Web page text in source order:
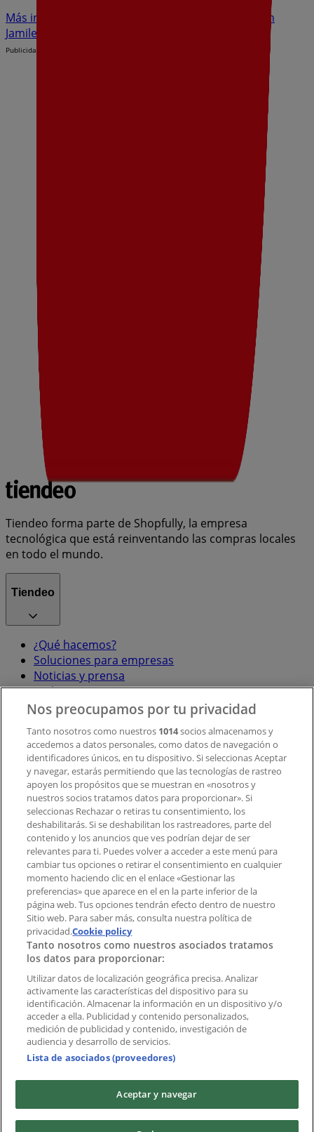
Más información de Dia
Ver otras tiendas de Dia en
Jamilena
Publicidad
Tiendeo forma parte de Shopfully, la empresa
tecnológica que está reinventando las compras locales
en todo el mundo.
Tiendeo
¿Qué hacemos?
Soluciones para empresas
Noticias y prensa
Trabaja con nosotros
Contacto
Contacto comercial y de marketing
Tienda mal colocada en el mapa
Notificar un folleto
¿Encontraste un problema en la web o en la
aplicación?
Índices
Marcas
Negocios
Negocios cercanos
Productos
Ciudades
Descargar la APP Tiendeo
Copyright © Tiendeo ® 2026 · Shopfully Marketing S.L.U. –
Nos preocupamos por tu privacidad
Tanto nosotros como nuestros 1014socios almacenamos y
accedemos a datos personales, como datos de navegación o
identificadores únicos, en tu dispositivo. Si seleccionas Aceptar
y navegar, estarás permitiendo que las tecnologías de rastreo
apoyen los propósitos que se muestran en «nosotros y
nuestros socios tratamos datos para proporcionar». Si
seleccionas Rechazar o retiras tu consentimiento, los
deshabilitarás. Si se deshabilitan los rastreadores, parte del
contenido y los anuncios que ves podrían dejar de ser
relevantes para ti. Puedes volver a acceder a este menú para
cambiar tus opciones o retirar el consentimiento en cualquier
momento haciendo clic en el enlace «Gestionar las
preferencias» que aparece en el en la parte inferior de la
página web. Tus opciones tendrán efecto dentro de nuestro
Sitio web. Para saber más, consulta nuestra política de
privacidad.Cookie policy
Tanto nosotros como nuestros asociados tratamos
los datos para proporcionar:
Utilizar datos de localización geográfica precisa. Analizar
activamente las características del dispositivo para su
identificación. Almacenar la información en un dispositivo y/o
acceder a ella. Publicidad y contenido personalizados,
medición de publicidad y contenido, investigación de
audiencia y desarrollo de servicios.
Lista de asociados (proveedores)
Aceptar y navegar